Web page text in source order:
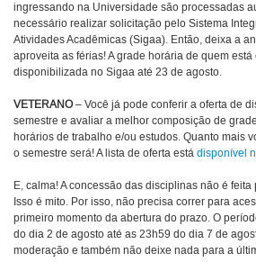
ingressando na Universidade são processadas
necessário realizar solicitação pelo Sistema
Atividades Acadêmicas (Sigaa). Então, deixa a
aproveita as férias! A grade horária de quem
disponibilizada no Sigaa até 23 de agosto.
VETERANO– Você já pode conferir a oferta de
semestre e avaliar a melhor composição de
horários de trabalho e/ou estudos. Quanto mais
o semestre será! A lista de oferta está disponível
E, calma! A concessão das disciplinas não é
Isso é mito. Por isso, não precisa correr para
primeiro momento da abertura do prazo. O
do dia 2 de agosto até as 23h59 do dia 7 de
moderação e também não deixe nada para a